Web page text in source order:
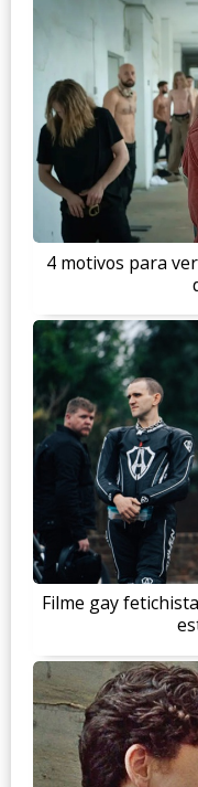
4 motivos para
Filme gay